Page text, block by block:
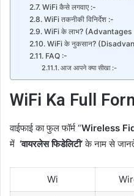
WiFi कैसे लगवाए :-
WiFi तकनीकी विनिर्देश :-
WiFi के लाभ? (Advantages
WiFi के नुकसान?
FAQ :-
आज आपने क्या सीखा :-
WiFi Ka Full
वाईफाई का फुल फॉर्म “Wireless
में ‘वायरलेस फिडेलिटी’के नाम से
Wi